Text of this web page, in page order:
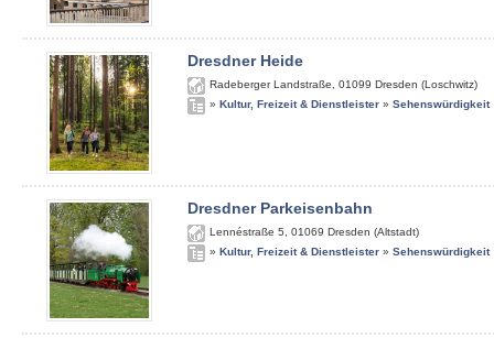
Dresdner Heide
Radeberger Landstraße 01099 Dresden (Loschwitz)
» Kultur, Freizeit & Dienstleister » Sehenswürdigkeit
Dresdner Parkeisenbahn
Lennéstraße 5 01069 Dresden (Altstadt)
» Kultur, Freizeit & Dienstleister » Sehenswürdigkeit